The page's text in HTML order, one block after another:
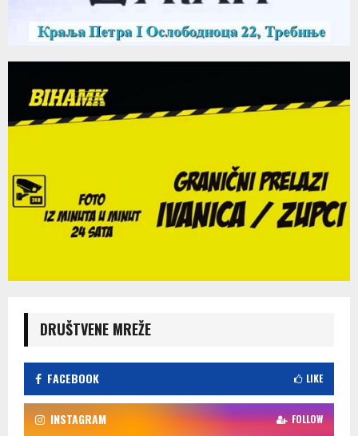
DRUŠTVENE MREŽE
FACEBOOK LIKE
INSTAGRAM FOLLOW